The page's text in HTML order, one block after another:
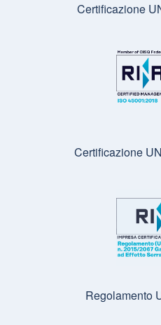
Certificazione
Certificazione
Regolamento